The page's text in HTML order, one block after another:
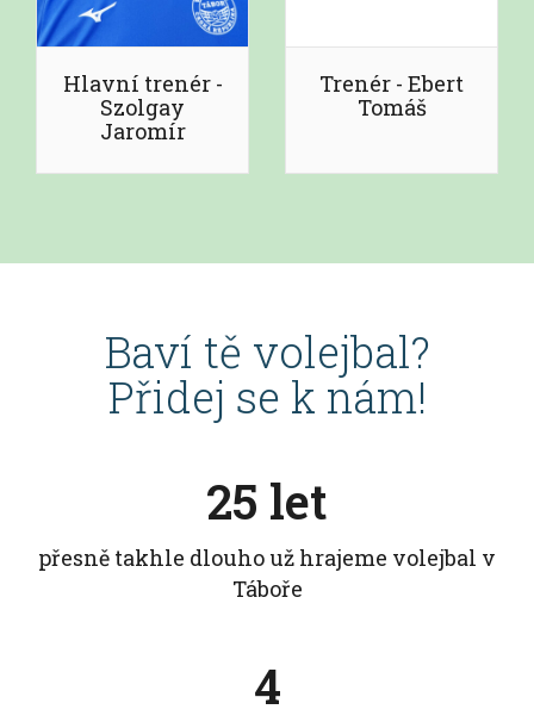
Hlavní trenér -
Szolgay
Jaromír
Trenér - Ebert
Tomáš
Baví tě volejbal?
Přidej se k nám!
25 let
přesně takhle dlouho už hrajeme volejbal v
Táboře
4